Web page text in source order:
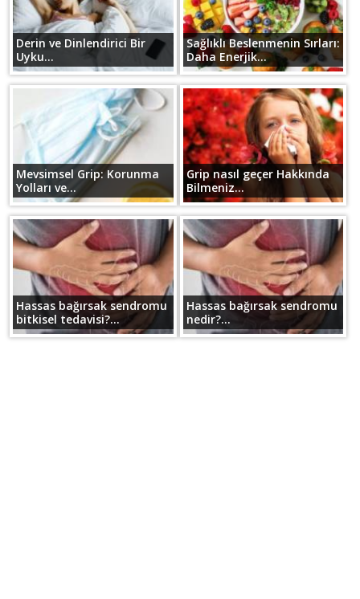
Derin ve Dinlendirici Bir
Uyku...
Sağlıklı Beslenmenin Sırları:
Daha Enerjik...
Mevsimsel Grip: Korunma
Yolları ve...
Grip nasıl geçer Hakkında
Bilmeniz...
Hassas bağırsak sendromu
bitkisel tedavisi?...
Hassas bağırsak sendromu
nedir?...